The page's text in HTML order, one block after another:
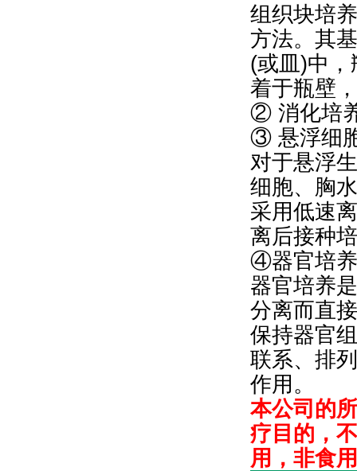
组织块培
方法。其
(或皿)中
着于瓶壁
② 消化培
③ 悬浮细
对于悬浮
细胞、胸
采用低速
离后接种
④器官培养
器官培养
分离而直
保持器官
联系、排
作用。
本公司的
疗目的，
用，非食用